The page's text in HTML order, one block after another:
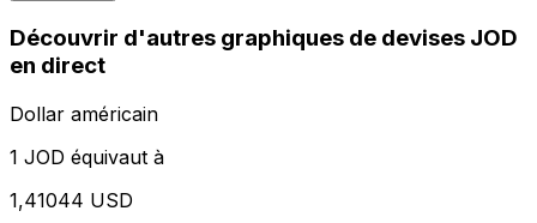
Découvrir d'autres graphiques de devises JOD
en direct
Dollar américain
1 JOD équivaut à
1,41044 USD